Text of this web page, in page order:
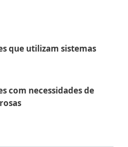
que utilizam sistemas
com necessidades de